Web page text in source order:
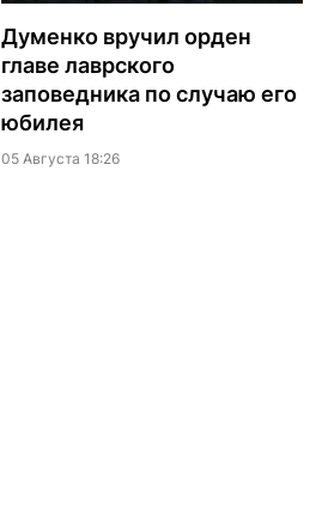
Думенко вручил орден
главе лаврского
заповедника по случаю его
юбилея
05 Августа 18:26